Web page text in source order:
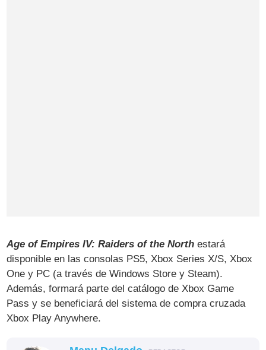
Age of Empires IV: Raiders of the North estará
disponible en las consolas PS5, Xbox Series X/S, Xbox
One y PC (a través de Windows Store y Steam).
Además, formará parte del catálogo de Xbox Game
Pass y se beneficiará del sistema de compra cruzada
Xbox Play Anywhere.